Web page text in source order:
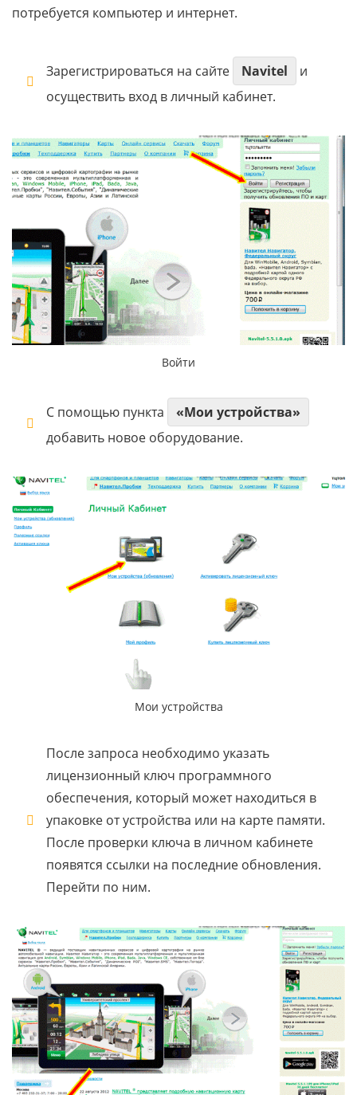
потребуется компьютер и интернет.
Зарегистрироваться на сайте Navitel
и
осуществить вход в личный кабинет.
Войти
С помощью пункта
«Мои устройства»
добавить новое оборудование.
Мои устройства
После запроса необходимо указать
лицензионный ключ программного
обеспечения, который может находиться в
упаковке от устройства или на карте памяти.
После проверки ключа в личном кабинете
появятся ссылки на последние обновления.
Перейти по ним.